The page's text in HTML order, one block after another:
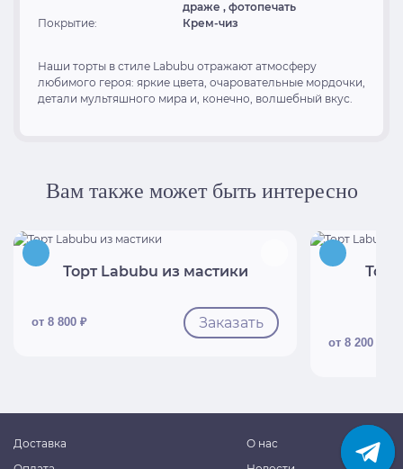
драже , фотопечать
Покрытие:
Крем-чиз
Наши торты в стиле Labubu отражают атмосферу
любимого героя: яркие цвета, очаровательные мордочки,
детали мультяшного мира и, конечно, волшебный вкус.
Вам также может быть интересно
Торт Labubu из мастики
от 8 800 ₽ Заказать
от 8 200 ₽
Доставка
О нас